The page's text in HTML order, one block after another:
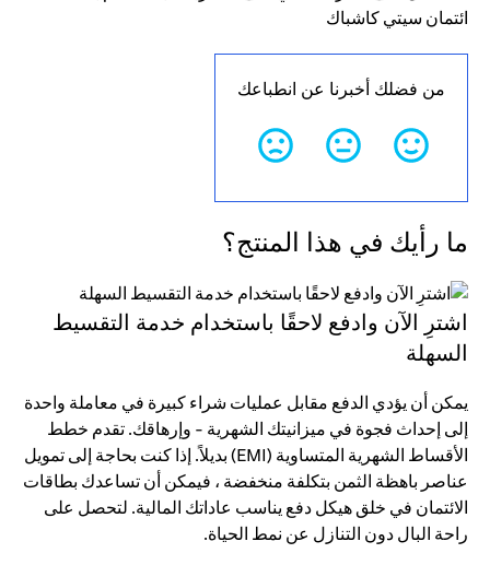
من فضلك أخبرنا عن انطباعك
ما رأيك في هذا المنتج؟
اشترِ الآن وادفع لاحقًا باستخدام خدمة التقسيط
السهلة
يمكن أن يؤدي الدفع مقابل عمليات شراء كبيرة في معاملة واحدة
إلى إحداث فجوة في ميزانيتك الشهرية - وإرهاقك. تقدم خطط
الأقساط الشهرية المتساوية (EMI) بديلاً. إذا كنت بحاجة إلى تمويل
عناصر باهظة الثمن بتكلفة منخفضة ، فيمكن أن تساعدك بطاقات
الائتمان في خلق هيكل دفع يناسب عاداتك المالية. لتحصل على
راحة البال دون التنازل عن نمط الحياة.